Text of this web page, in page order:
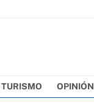
TURISMO OPINIÓN